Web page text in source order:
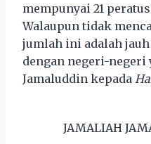
mempunyai 21
Walaupun tidak
jumlah ini adalah
dengan negeri-negeri
Jamaluddin kepada
JAMALIAH